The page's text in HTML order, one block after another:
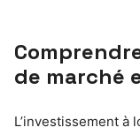
de marché
L’investissement à